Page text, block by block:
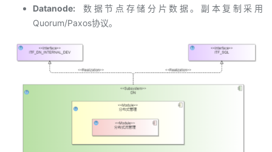
Datanode:数据节点存储分片数据。副本复制采用
Quorum/Paxos协议。